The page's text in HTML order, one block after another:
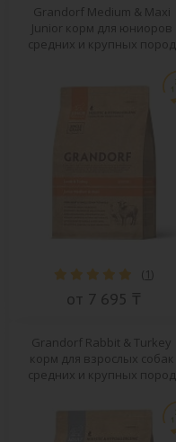
Grandorf Medium & Maxi
Junior корм для юниоров
средних и крупных пород
( 1)
от 7 695 ₸
Grandorf Rabbit & Turkey
корм для взрослых собак
средних и крупных пород